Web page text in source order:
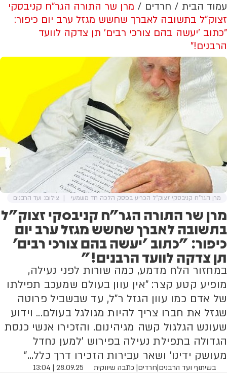
עמוד הבית חרדים
מרן שר התורה הגר"ח קניבסקי
זצוק"ל בתשובה לאברך שחשש מגזל ערב יום כיפור:
"כתוב 'יעשה בהם צורכי רבים' תן צדקה לוועד
הרבנים!"
מרן שר התורה הגר"ח קניבסקי זצוק"ל
בתשובה לאברך שחשש מגזל ערב יום
כיפור: "כתוב 'יעשה בהם צורכי רבים'
תן צדקה לוועד הרבנים!"
במחזור הלח מדמע, כמה שורות לפני נעילה,
מופיע קטע קצר: "אין עוון בעולם שמעכב תפילתו
של אדם כמו עוון הגזל ר"ל, עד שבשביל פרוטה
שגזל את חברו צריך להיות מגולגל בעולם... וידוע
שעונש הגלגול קשה מגיהינום. והזכירו אנשי כנסת
הגדולה בתפילת נעילה בפירוש 'למען נחדל
מעושק ידינו' ושאר עבירות הזכירו דרך כלל..."
בשיתוף ועד הרבנים|חרדים| כתבה שיווקית 28.09.25 | 13:04
מרן הגר"ח קניבסקי זצוק"ל הכריע בפסק הלכה חד משמעי צילום: ועד הרבנים